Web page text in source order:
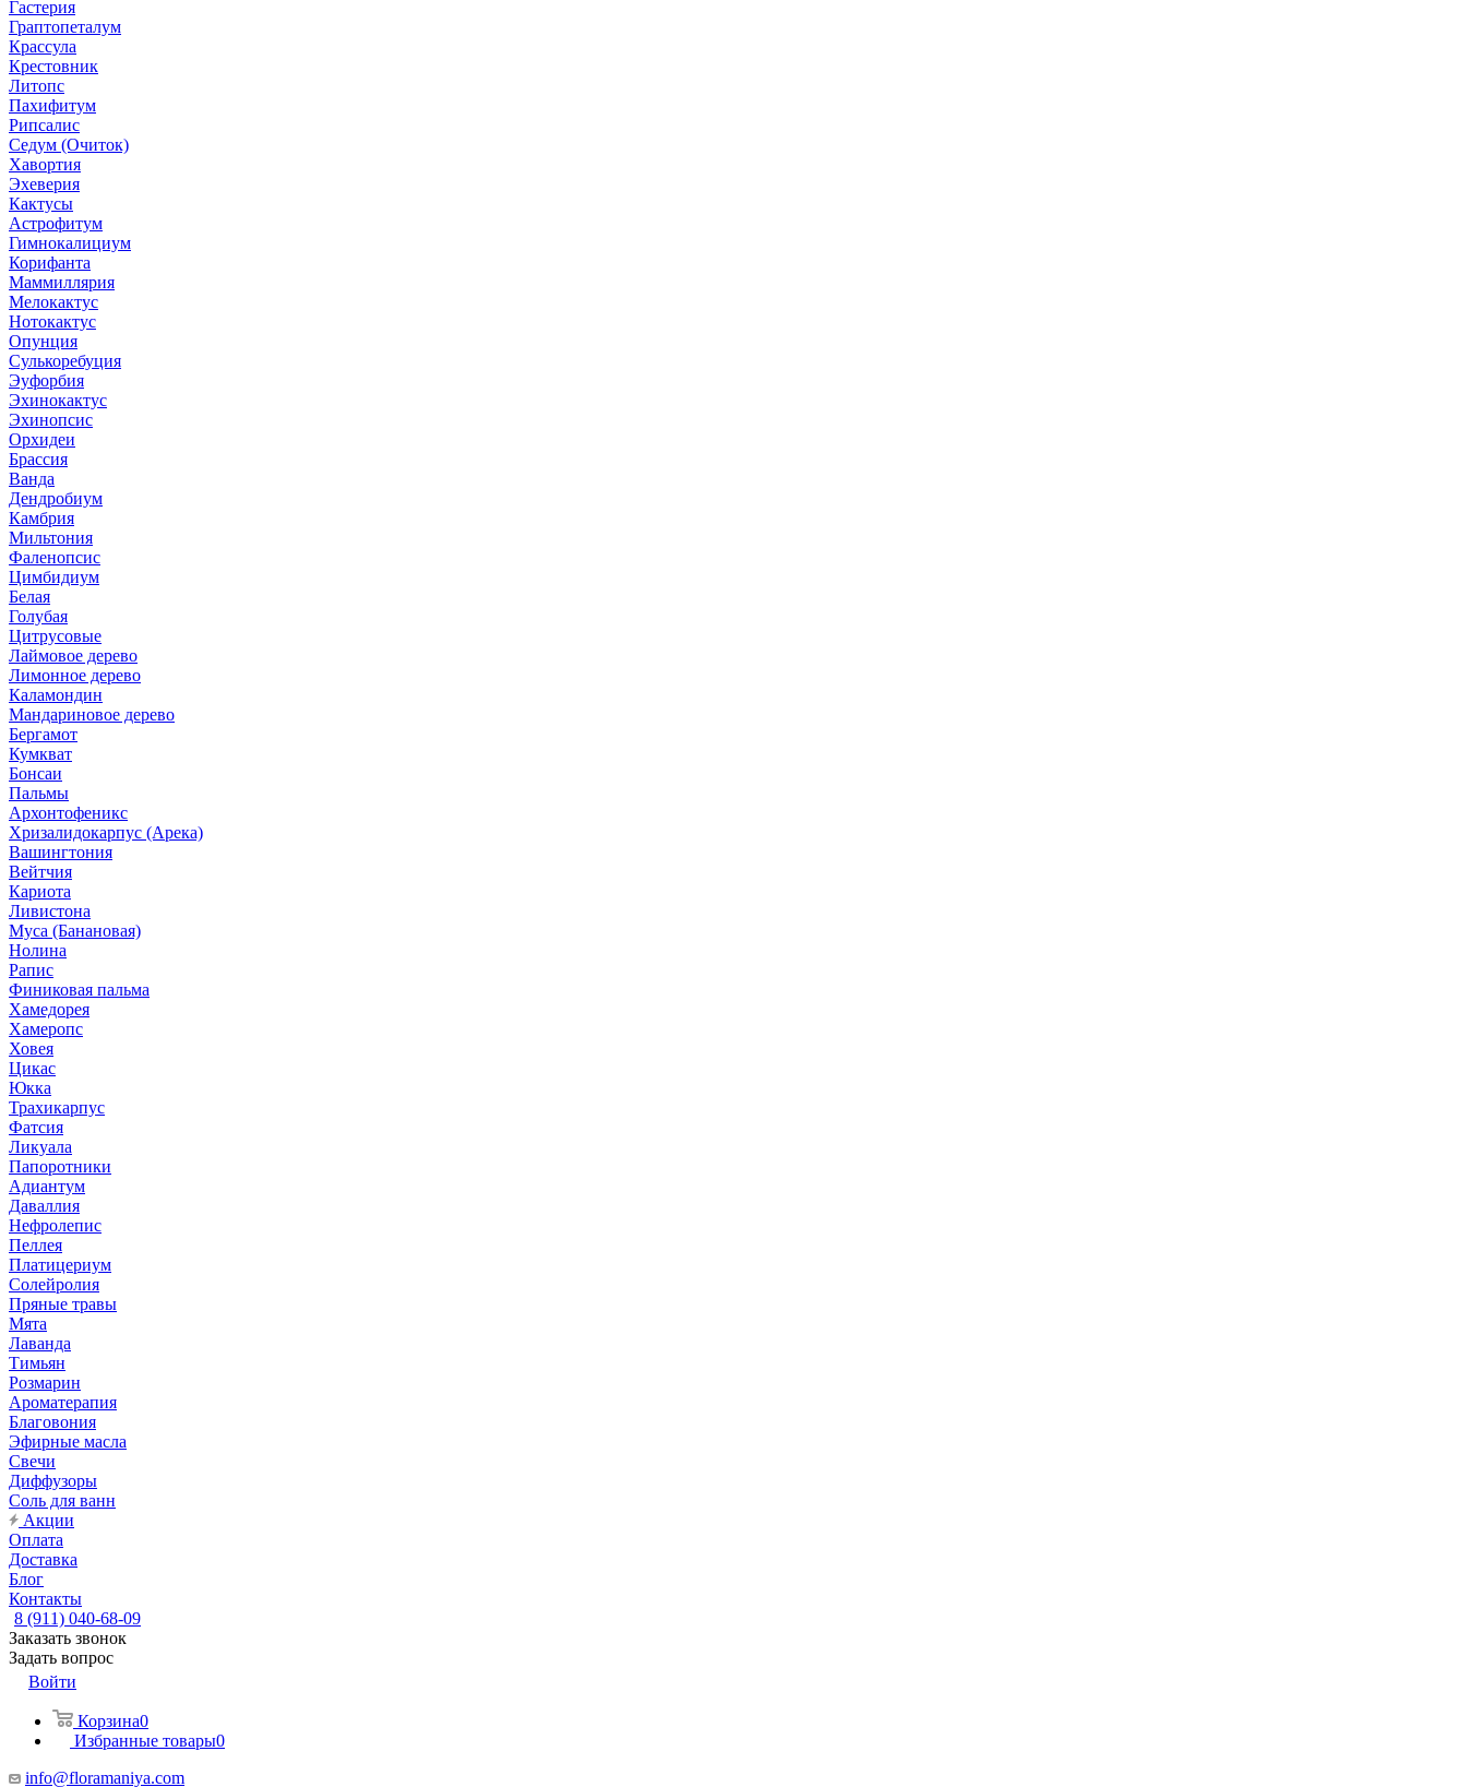
Гастерия
Граптопеталум
Крассула
Крестовник
Литопс
Пахифитум
Рипсалис
Седум (Очиток)
Хавортия
Эхеверия
Кактусы
Астрофитум
Гимнокалициум
Корифанта
Маммиллярия
Мелокактус
Нотокактус
Опунция
Сулькоребуция
Эуфорбия
Эхинокактус
Эхинопсис
Орхидеи
Брассия
Ванда
Дендробиум
Камбрия
Мильтония
Фаленопсис
Цимбидиум
Белая
Голубая
Цитрусовые
Лаймовое дерево
Лимонное дерево
Каламондин
Мандариновое дерево
Бергамот
Кумкват
Бонсаи
Пальмы
Архонтофеникс
Хризалидокарпус (Арека)
Вашингтония
Вейтчия
Кариота
Ливистона
Муса (Банановая)
Нолина
Рапис
Финиковая пальма
Хамедорея
Хамеропс
Ховея
Цикас
Юкка
Трахикарпус
Фатсия
Ликуала
Папоротники
Адиантум
Даваллия
Нефролепис
Пеллея
Платицериум
Солейролия
Пряные травы
Мята
Лаванда
Тимьян
Розмарин
Ароматерапия
Благовония
Эфирные масла
Свечи
Диффузоры
Соль для ванн
Акции
Оплата
Доставка
Блог
Контакты
8 (911) 040-68-09
Заказать звонок
Задать вопрос
Войти
Корзина0
Избранные товары0
info@floramaniya.com